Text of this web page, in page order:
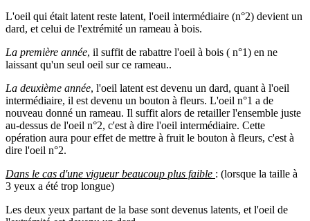
L'oeil qui était latent reste latent, l'oeil intermédiaire (n°2) devient un
dard, et celui de l'extrémité un rameau à bois.
La première année, il suffit de rabattre l'oeil à bois ( n°1) en ne
laissant qu'un seul oeil sur ce rameau..
La deuxième année, l'oeil latent est devenu un dard, quant à l'oeil
intermédiaire, il est devenu un bouton à fleurs. L'oeil n°1 a de
nouveau donné un rameau. Il suffit alors de retailler l'ensemble juste
au-dessus de l'oeil n°2, c'est à dire l'oeil intermédiaire. Cette
opération aura pour effet de mettre à fruit le bouton à fleurs, c'est à
dire l'oeil n°2.
Dans le cas d'une vigueur beaucoup plus faible : (lorsque la taille à
3 yeux a été trop longue)
Les deux yeux partant de la base sont devenus latents, et l'oeil de